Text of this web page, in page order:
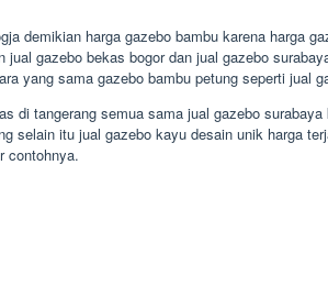
demikian harga gazebo bambu karena harga
gazebo bekas bogor dan jual gazebo
yang sama gazebo bambu petung seperti jual
di tangerang semua sama jual gazebo
itu jual gazebo kayu desain unik harga
contohnya.